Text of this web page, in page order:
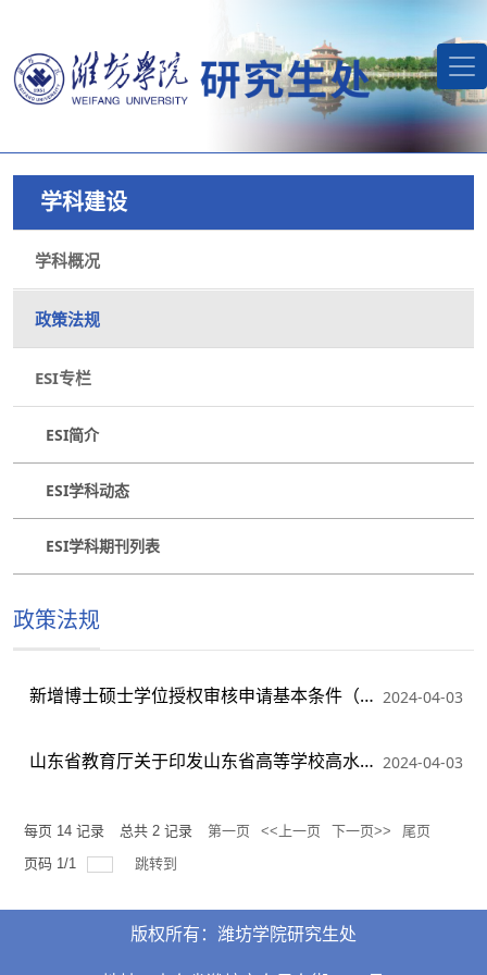
学科建设
学科概况
政策法规
ESI专栏
ESI简介
ESI学科动态
ESI学科期刊列表
政策法规
新增博士硕士学位授权审核申请基本条件（2023版） 2024-04-03
山东省教育厅关于印发山东省高等学校高水平学科建设实施方案的通... 2024-04-03
每页 14 记录 总共 2 记录 第一页 <<上一页 下一页>>
尾页
页码 1/1 跳转到
版权所有：潍坊学院研究生处